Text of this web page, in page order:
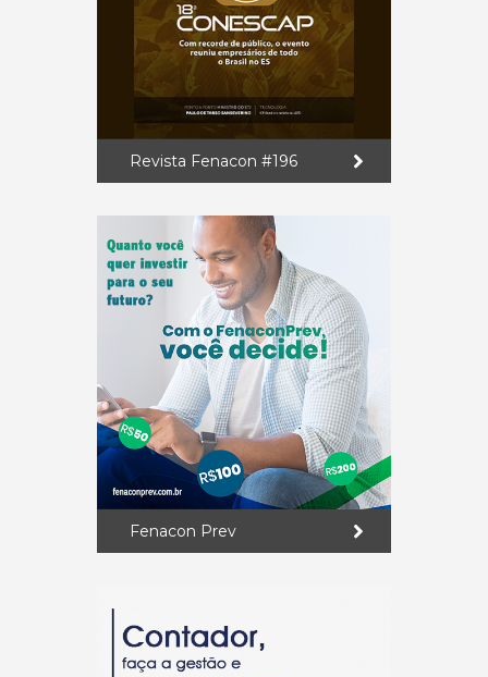
Revista Fenacon #196
Fenacon Prev